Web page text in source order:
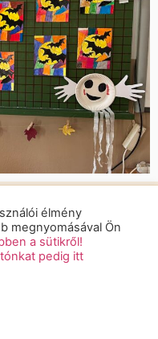
élmény
megnyomásával Ön
a sütikről!
pedig itt